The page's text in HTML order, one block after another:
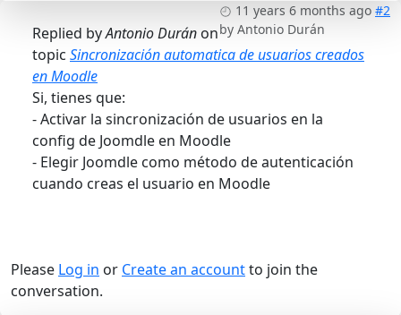
11 years 6 months ago #2
by Antonio Durán
Replied byAntonio Duránon
topic Sincronización automatica de usuarios creados
en Moodle
Si, tienes que:
- Activar la sincronización de usuarios en la
config de Joomdle en Moodle
- Elegir Joomdle como método de autenticación
cuando creas el usuario en Moodle
Please Log in or Create an accountto join the
conversation.